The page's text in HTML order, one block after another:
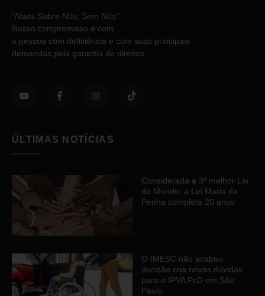
“Nada Sobre Nós. Sem Nós”
Nosso compromisso é com
a pessoa com deficiência e com suas principais
demandas pela garantia de direitos.
ÚLTIMAS NOTÍCIAS
Considerada a 3ª melhor Lei
do Mundo, a Lei Maria da
Penha completa 20 anos
O IMESC não acabou:
decisão cria novas dúvidas
para o IPVA PcD em São
Paulo